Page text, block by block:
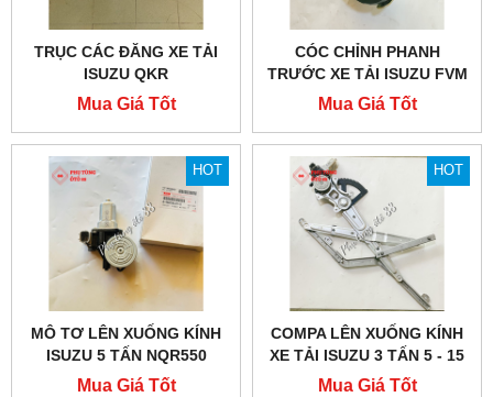
TRỤC CÁC ĐĂNG XE TẢI
ISUZU QKR
Mua Giá Tốt
CÓC CHỈNH PHANH
TRƯỚC XE TẢI ISUZU FVM
1500
Mua Giá Tốt
HOT
MÔ TƠ LÊN XUỐNG KÍNH
ISUZU 5 TẤN NQR550
Mua Giá Tốt
HOT
COMPA LÊN XUỐNG KÍNH
XE TẢI ISUZU 3 TẤN 5 - 15
TẤN
Mua Giá Tốt